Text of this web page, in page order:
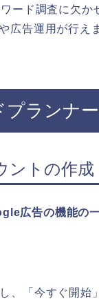
ード調査に欠か
広告運用が行え
プランナ
ントの作成
広告の機能の
、「今すぐ開始